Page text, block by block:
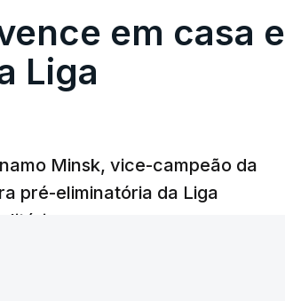
em casa e
Liga
Minsk, vice-campeão da
pré-eliminatória da Liga